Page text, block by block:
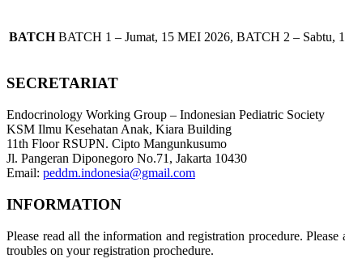
BATCH BATCH 1 – Jumat, 15 MEI 2026, BATCH 2 – Sabtu,
SECRETARIAT
Endocrinology Working Group – Indonesian Pediatric Society
KSM Ilmu Kesehatan Anak, Kiara Building
11th Floor RSUPN. Cipto Mangunkusumo
Jl. Pangeran Diponegoro No.71, Jakarta 10430
Email: peddm.indonesia@gmail.com
INFORMATION
Please read all the information and registration procedure.
troubles on your registration prochedure.